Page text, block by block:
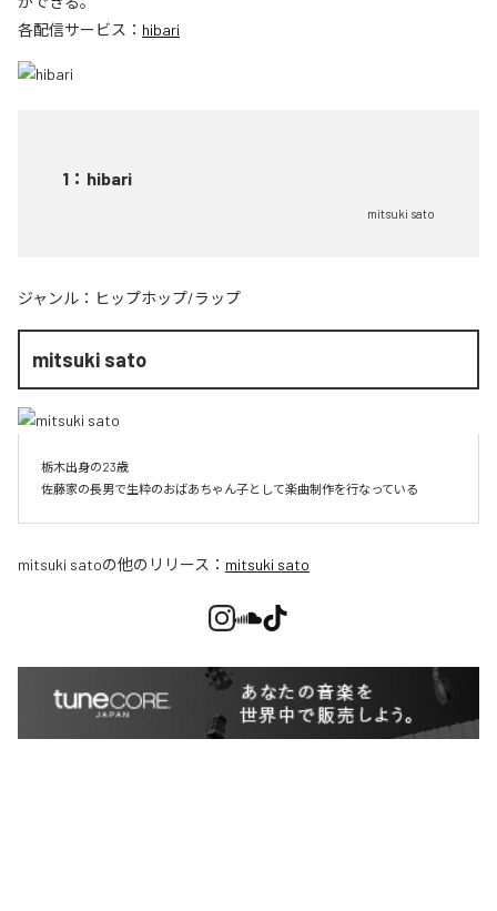
各配信サービス： hibari
1 ： hibari
mitsuki sato
ジャンル： ヒップホップ/ラップ
mitsuki sato
栃木出身の23歳
佐藤家の長男で生粋のおばあちゃん子として楽曲制作を行なっている
mitsuki satoの他のリリース： mitsuki sato